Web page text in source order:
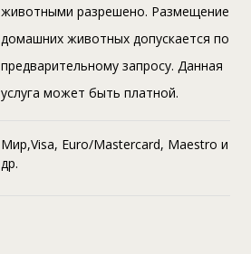
животными разрешено. Размещение
домашних животных допускается по
предварительному запросу. Данная
услуга может быть платной.
Мир,Visa, Euro/Mastercard, Maestro и
др.